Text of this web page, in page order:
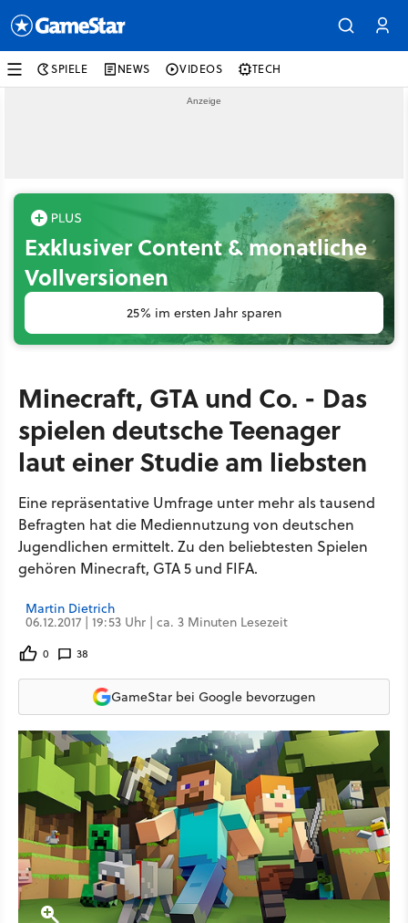
SPIELE NEWS VIDEOS TECH
Exklusiver Content & monatliche
Vollversionen
25% im ersten Jahr sparen
Minecraft, GTA und Co. - Das
spielen deutsche Teenager
laut einer Studie am liebsten
Eine repräsentative Umfrage unter mehr als tausend
Befragten hat die Mediennutzung von deutschen
Jugendlichen ermittelt. Zu den beliebtesten Spielen
gehören Minecraft, GTA 5 und FIFA.
Martin Dietrich
06.12.2017 | 19:53 Uhr | ca. 3 Minuten Lesezeit
0 38
GameStar bei Google bevorzugen